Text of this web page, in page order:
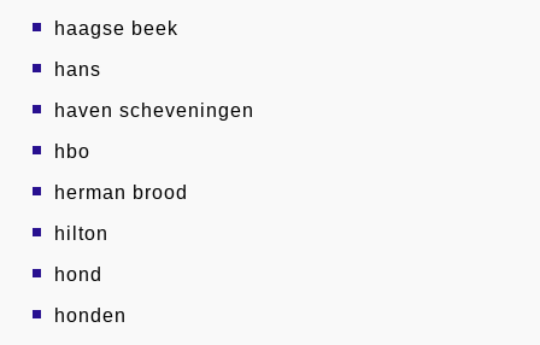
haagse beek
hans
haven scheveningen
hbo
herman brood
hilton
hond
honden